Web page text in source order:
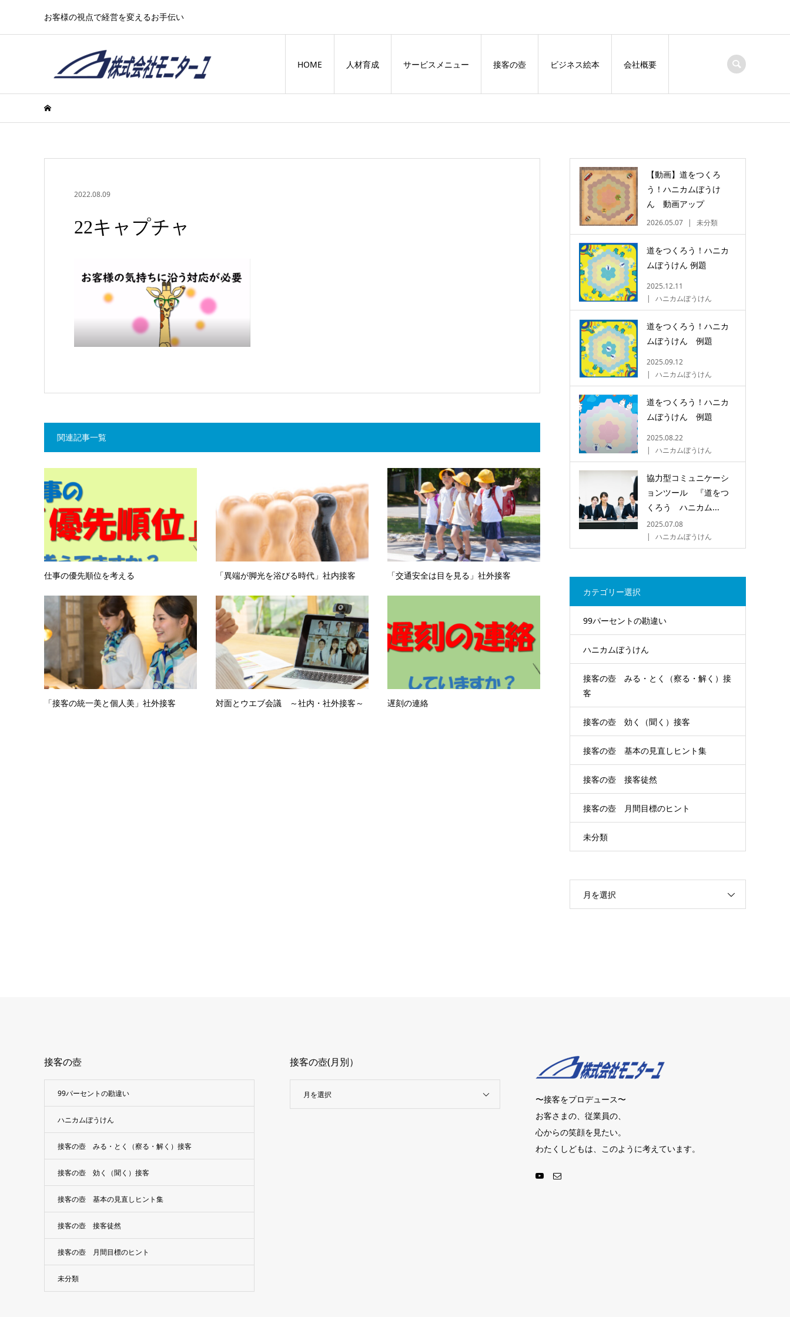
お客様の視点で経営を変えるお手伝い
HOME 人材育成 サービスメニュー 接客の壺 ビジネス絵本 会社概要
2022.08.09
22キャプチャ
関連記事一覧
仕事の優先順位を考える 「異端が脚光を浴びる時代」社内接客 「交通安全は目を見る」社外接客
「接客の統一美と個人美」社外接客 対面とウエブ会議 ～社内・社外接客～ 遅刻の連絡
【動画】道をつくろ
う！ハニカムぼうけ
ん 動画アップ
2026.05.07 未分類
道をつくろう！ハニカ
ムぼうけん 例題
2025.12.11
ハニカムぼうけん
道をつくろう！ハニカ
ムぼうけん 例題
2025.09.12
ハニカムぼうけん
道をつくろう！ハニカ
ムぼうけん 例題
2025.08.22
ハニカムぼうけん
協力型コミュニケーシ
ョンツール 『道をつ
くろう ハニカム...
2025.07.08
ハニカムぼうけん
カテゴリー選択
99パーセントの勘違い
ハニカムぼうけん
接客の壺 みる・とく（察る・解く）接
客
接客の壺 効く（聞く）接客
接客の壺 基本の見直しヒント集
接客の壺 接客徒然
接客の壺 月間目標のヒント
未分類
月を選択
接客の壺
99パーセントの勘違い
ハニカムぼうけん
接客の壺 みる・とく（察る・解く）接客
接客の壺 効く（聞く）接客
接客の壺 基本の見直しヒント集
接客の壺 接客徒然
接客の壺 月間目標のヒント
未分類
接客の壺(月別）
月を選択
〜接客をプロデュース〜
お客さまの、従業員の、
心からの笑顔を見たい。
わたくしどもは、このように考えています。